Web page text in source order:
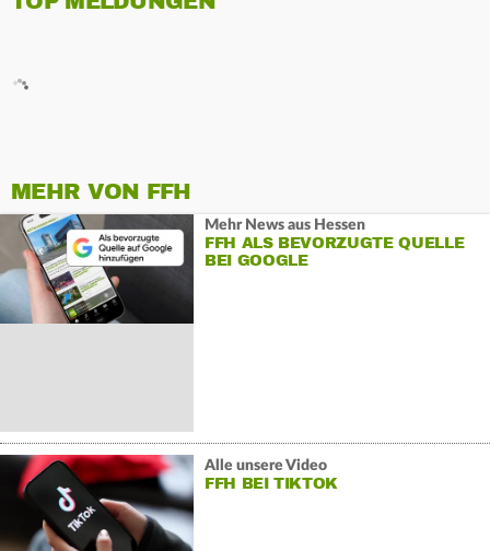
MEHR VON FFH
Mehr News aus Hessen
FFH ALS BEVORZUGTE QUELLE
BEI GOOGLE
Alle unsere Video
FFH BEI TIKTOK